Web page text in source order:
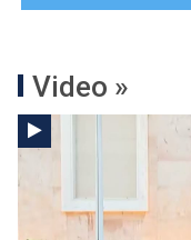
Video »